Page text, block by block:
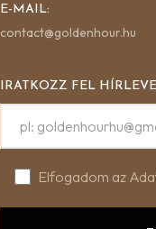
E-MAIL:
contact@goldenhour.hu
IRATKOZZ FEL
Elfogadom az